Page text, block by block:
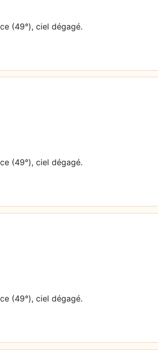
(49°), ciel dégagé.
(49°), ciel dégagé.
(49°), ciel dégagé.